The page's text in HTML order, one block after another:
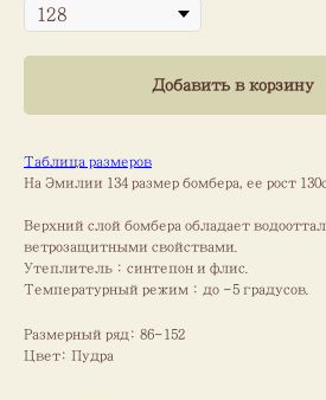
Добавить в корзину
Таблица размеров
На Эмилии 134 размер бомбера, ее рост
Верхний слой бомбера обладает
ветрозащитными свойствами.
Утеплитель : синтепон и флис.
Температурный режим : до -5 градусов.
Размерный ряд: 86-152
Цвет: Пудра